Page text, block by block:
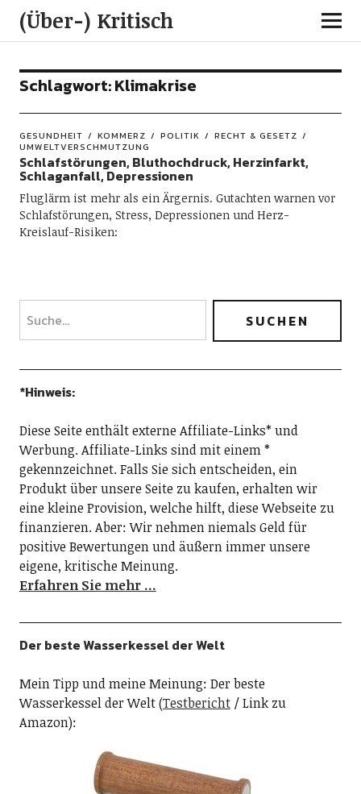
(Über-) Kritisch
Schlagwort:Klimakrise
GESUNDHEIT KOMMERZ POLITIK
RECHT & GESETZ
UMWELTVERSCHMUTZUNG
Schlafstörungen, Bluthochdruck, Herzinfarkt,
Schlaganfall, Depressionen
Fluglärm ist mehr als ein Ärgernis. Gutachten warnen vor
Schlafstörungen, Stress, Depressionen und Herz-
Kreislauf-Risiken:
*Hinweis:
Diese Seite enthält externe Affiliate-Links* und
Werbung. Affiliate-Links sind mit einem *
gekennzeichnet. Falls Sie sich entscheiden, ein
Produkt über unsere Seite zu kaufen, erhalten wir
eine kleine Provision, welche hilft, diese Webseite zu
finanzieren. Aber: Wir nehmen niemals Geld für
positive Bewertungen und äußern immer unsere
eigene, kritische Meinung.
Erfahren Sie mehr …
Der beste Wasserkessel der Welt
Mein Tipp und meine Meinung: Der beste
Wasserkessel der Welt (Testbericht/ Link zu
Amazon):